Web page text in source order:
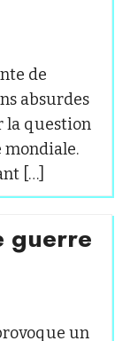
de
absurdes
la question
mondiale.
[…]
guerre
un